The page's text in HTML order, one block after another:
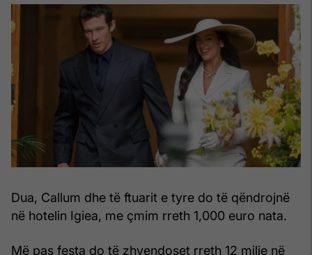
Dua, Callum dhe të ftuarit e tyre do të qëndrojnë
në hotelin Igiea, me çmim rreth 1,000 euro nata.
Më pas festa do të zhvendoset rreth 12 milje në